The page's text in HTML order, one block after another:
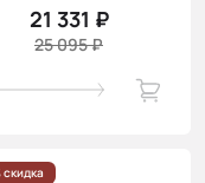
21 331 ₽
25 095 ₽
скидка